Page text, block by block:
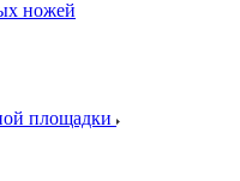
ножей
площадки